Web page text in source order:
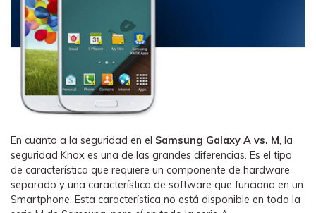
En cuanto a la seguridad en el Samsung Galaxy A vs. M, la
seguridad Knox es una de las grandes diferencias. Es el tipo
de característica que requiere un componente de hardware
separado y una característica de software que funciona en un
Smartphone. Esta característica no está disponible en toda la